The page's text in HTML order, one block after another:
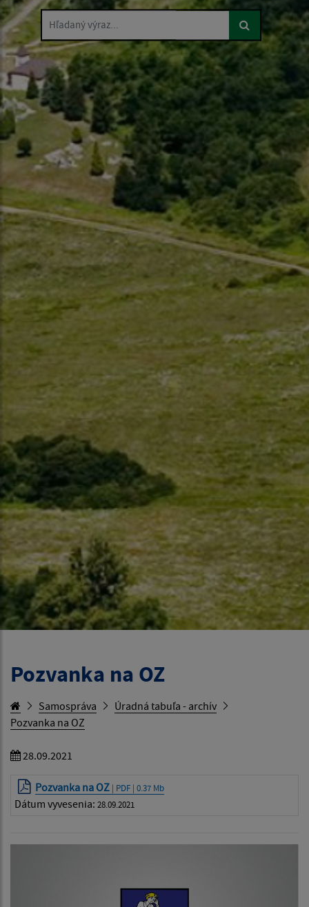
Hľadaný výraz...
Pozvanka na OZ
Samospráva
Úradná tabuľa - archív
Pozvanka na OZ
28.09.2021
Pozvanka na OZ | PDF | 0.37 Mb
Dátum vyvesenia: 28.09.2021